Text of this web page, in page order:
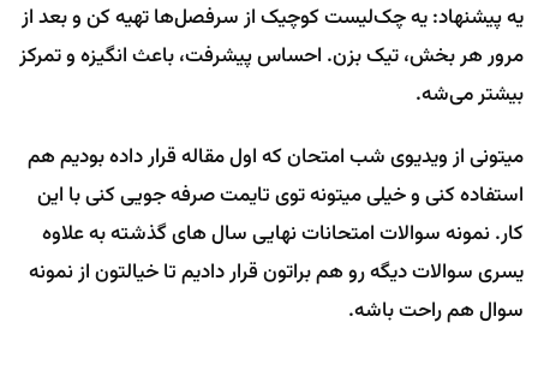
یه پیشنهاد: یه چک‌لیست کوچیک از سرفصل‌ها تهیه کن و بعد از
مرور هر بخش، تیک بزن. احساس پیشرفت، باعث انگیزه و تمرکز
بیشتر می‌شه.
میتونی از ویدیوی شب امتحان که اول مقاله قرار داده بودیم هم
استفاده کنی و خیلی میتونه توی تایمت صرفه جویی کنی با این
کار. نمونه سوالات امتحانات نهایی سال های گذشته به علاوه
یسری سوالات دیگه رو هم براتون قرار دادیم تا خیالتون از نمونه
سوال هم راحت باشه.